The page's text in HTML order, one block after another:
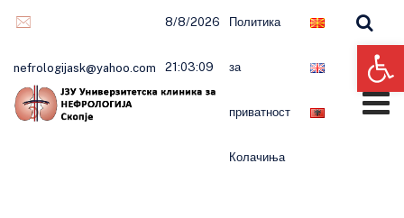
nefrologijask@yahoo.com
8/8/2026
21:03:09
Политика
за
приватност
Колачиња